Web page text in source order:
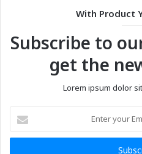
With Product
Subscribe to
get the
Lorem ipsum dolor
your
Email